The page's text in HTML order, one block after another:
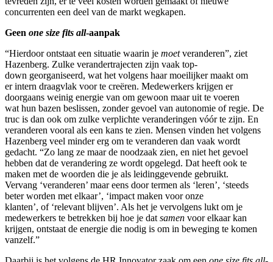
concurrenten een deel van de markt wegkapen.
Geen one size fits all-aanpak
“Hierdoor ontstaat een situatie waarin je moetveranderen”, ziet
Hazenberg. Zulke verandertrajecten zijn vaak top-
down georganiseerd, wat het volgens haar moeilijker maakt om
er intern draagvlak voor te creëren. Medewerkers krijgen er
doorgaans weinig energie van om gewoon maar uit te voeren
wat hun bazen beslissen, zonder gevoel van autonomie of regie. De
truc is dan ook om zulke verplichte veranderingen vóór te zijn. En
veranderen vooral als een kans te zien. Mensen vinden het volgens
Hazenberg veel minder erg om te veranderen dan vaak wordt
gedacht. “Zo lang ze maar de noodzaak zien, en niet het gevoel
hebben dat de verandering ze wordt opgelegd. Dat heeft ook te
maken met de woorden die je als leidinggevende gebruikt.
Vervang ‘veranderen’ maar eens door termen als ‘leren’, ‘steeds
beter worden met elkaar’, ‘impact maken voor onze
klanten’, of ‘relevant blijven’. Als het je vervolgens lukt om je
medewerkers te betrekken bij hoe je datsamen voor elkaar kan
krijgen, ontstaat de energie die nodig is om in beweging te komen
vanzelf.”